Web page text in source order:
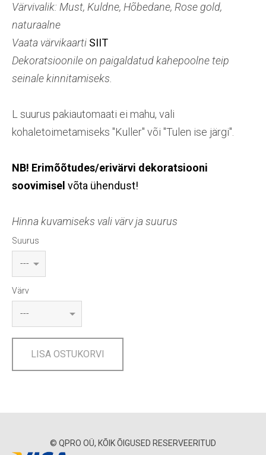
Värvivalik: Must, Kuldne, Hõbedane, Rose gold,
naturaalne
Vaata värvikaarti SIIT
Dekoratsioonile on paigaldatud kahepoolne teip
seinale kinnitamiseks.
L suurus pakiautomaati ei mahu, vali
kohaletoimetamiseks "Kuller" või "Tulen ise järgi".
NB! Erimõõtudes/erivärvi dekoratsiooni
soovimisel võta ühendust!
Hinna kuvamiseks vali värv ja suurus
Suurus
Värv
LISA OSTUKORVI
© QPRO OÜ, KÕIK ÕIGUSED RESERVEERITUD